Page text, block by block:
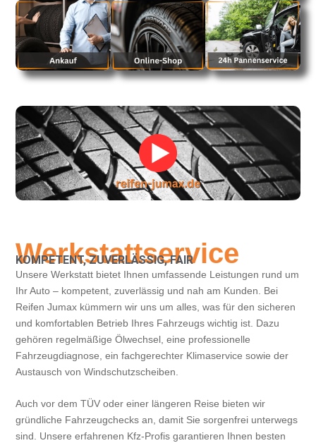
Werkstattservice
KOMPETENT, ZUVERLÄSSIG, FAIR
Unsere Werkstatt bietet Ihnen umfassende Leistungen rund um
Ihr Auto – kompetent, zuverlässig und nah am Kunden. Bei
Reifen Jumax kümmern wir uns um alles, was für den sicheren
und komfortablen Betrieb Ihres Fahrzeugs wichtig ist. Dazu
gehören regelmäßige Ölwechsel, eine professionelle
Fahrzeugdiagnose, ein fachgerechter Klimaservice sowie der
Austausch von Windschutzscheiben.
Auch vor dem TÜV oder einer längeren Reise bieten wir
gründliche Fahrzeugchecks an, damit Sie sorgenfrei unterwegs
sind. Unsere erfahrenen Kfz-Profis garantieren Ihnen besten